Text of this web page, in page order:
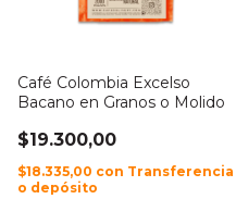
Café Colombia Excelso
Bacano en Granos o Molido
$19.300,00
$18.335,00 con Transferencia
o depósito